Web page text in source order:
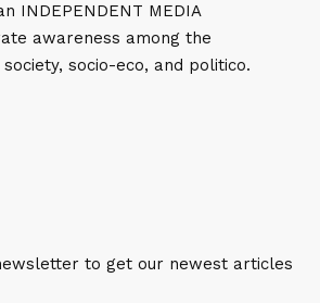
INDEPENDENT MEDIA
awareness among the
socio-eco, and politico.
to get our newest articles